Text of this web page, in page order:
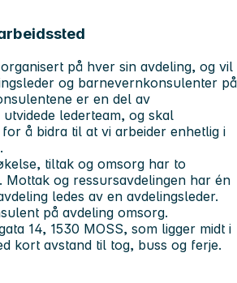
på hver sin avdeling, og vil
og barnevernkonsulenter på
er en del av
lederteam, og skal
å bidra til at vi arbeider enhetlig i
tiltak og omsorg har to
Mottak og ressursavdelingen har én
ledes av en avdelingsleder.
på avdeling omsorg.
14, 1530 MOSS, som ligger midt i
kort avstand til tog, buss og ferje.